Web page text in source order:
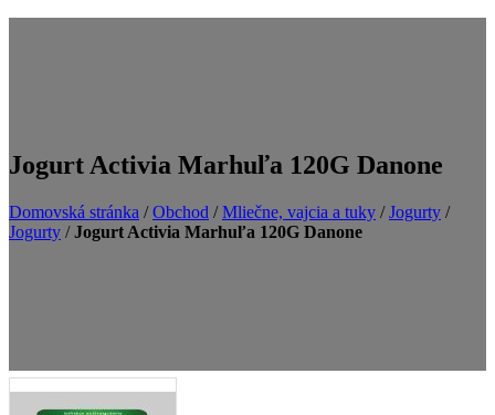
Jogurt Activia Marhuľa 120G Danone
Domovská stránka /Obchod /Mliečne, vajcia a tuky /Jogurty /
Jogurty /Jogurt Activia Marhuľa 120G Danone